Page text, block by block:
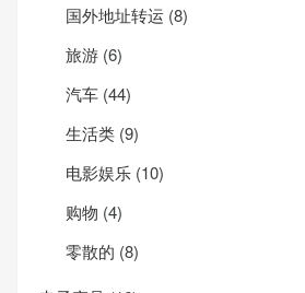
国外地址转运 (8)
旅游 (6)
汽车 (44)
生活类 (9)
电影娱乐 (10)
购物 (4)
零散的 (8)